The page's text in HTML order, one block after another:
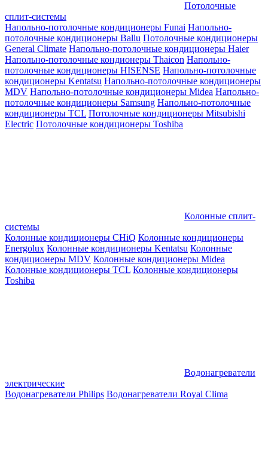
Потолочные
сплит-системы
Напольно-потолочные кондиционеры Funai Напольно-
потолочные кондиционеры Ballu Потолочные кондиционеры
General Climate Напольно-потолочные кондиционеры Haier
Напольно-потолочные кондионеры Thaicon Напольно-
потолочные кондиционеры HISENSE Напольно-потолочные
кондиционеры Kentatsu Напольно-потолочные кондиционеры
MDV Напольно-потолочные кондиционеры Midea Напольно-
потолочные кондиционеры Samsung Напольно-потолочные
кондиционеры TCL Потолочные кондиционеры Mitsubishi
Electric Потолочные кондиционеры Toshiba
Колонные сплит-
системы
Колонные кондиционеры CHiQ Колонные кондиционеры
Energolux Колонные кондиционеры Kentatsu Колонные
кондиционеры MDV Колонные кондиционеры Midea
Колонные кондиционеры TCL Колонные кондиционеры
Toshiba
Водонагреватели
электрические
Водонагреватели Philips Водонагреватели Royal Clima